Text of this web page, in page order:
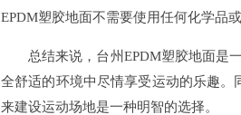
EPDM塑胶地面不需要使用任何化学品
总结来说，台州EPDM塑胶地面是一
全舒适的环境中尽情享受运动的乐趣。
来建设运动场地是一种明智的选择。